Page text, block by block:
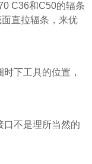
C36和C50的辐条
直拉辐条，来优
下工具的位置，
口不是理所当然的